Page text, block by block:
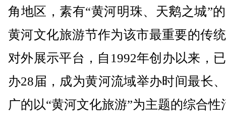
角地区，素有“黄河明珠、天鹅之城”
黄河文化旅游节作为该市最重要的传
对外展示平台，自1992年创办以来，
办28届，成为黄河流域举办时间最长
广的以“黄河文化旅游”为主题的综合性